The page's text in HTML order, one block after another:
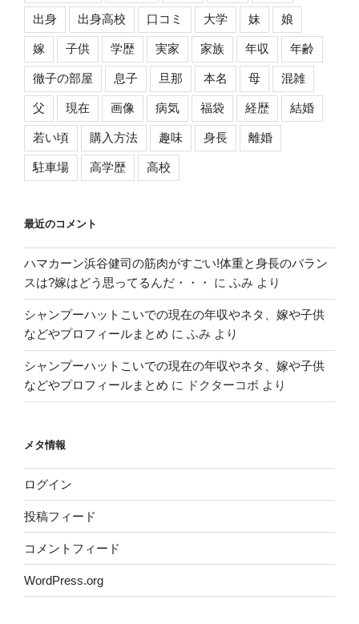
出身 出身高校 口コミ 大学 妹 娘
嫁 子供 学歴 実家 家族 年収 年齢
徹子の部屋 息子 旦那 本名 母 混雑
父 現在 画像 病気 福袋 経歴 結婚
若い頃 購入方法 趣味 身長 離婚
駐車場 高学歴 高校
最近のコメント
ハマカーン浜谷健司の筋肉がすごい!体重と身長のバラン
スは?嫁はどう思ってるんだ・・・
に ふみ より
シャンプーハットこいでの現在の年収やネタ、嫁や子供
などやプロフィールまとめ に ふみ より
シャンプーハットこいでの現在の年収やネタ、嫁や子供
などやプロフィールまとめ に ドクターコボ より
メタ情報
ログイン
投稿フィード
コメントフィード
WordPress.org